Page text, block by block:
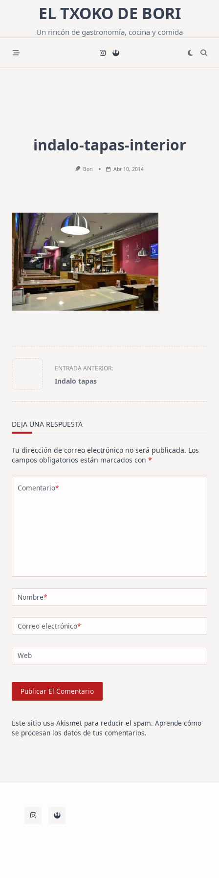
contenido
EL TXOKO DE BORI
Un rincón de gastronomía, cocina y comida
indalo-tapas-interior
Bori Abr 10, 2014
<span
class="nav-
subtitle
screen-
text">Página</span>
ENTRADA ANTERIOR:
Indalo tapas
DEJA UNA RESPUESTA
Tu dirección de correo electrónico no será publicada. Los
campos obligatorios están marcados con *
Comentario*
Nombre*
Correo electrónico*
Web
Este sitio usa Akismet para reducir el spam. Aprende cómo
se procesan los datos de tus comentarios.